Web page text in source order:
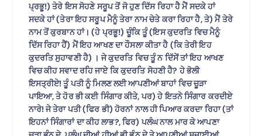
ਪ੍ਰਭੂ!) ਤੇਰੇ ਇਸ ਸੋਹਣੇ ਸਰੂਪ ਤੋਂ ਜੋ ਹੁਣ ਦਿੱਸ ਰਿਹਾ ਹੈ ਮੈਂ ਸਦਕੇ ਹਾਂ
ਸਦਕੇ ਹਾਂ (ਤੇਰਾ ਇਹ ਸਰੂਪ ਮੈਨੂੰ ਤੇਰਾ ਨਾਮ ਚੇਤੇ ਕਰਾ ਰਿਹਾ ਹੈ, ਤੇ) ਮੈਂ ਤੇਰੇ
ਨਾਮ ਤੋਂ ਕੁਰਬਾਨ ਹਾਂ। (ਹੇ ਪ੍ਰਭੂ!) ਚੂੰਕਿ ਤੂੰ (ਇਸ ਕੁਦਰਤਿ ਵਿਚ ਮੈਨੂੰ
ਦਿੱਸ ਰਿਹਾ ਹੈਂ) ਮੈਂ ਇਹ ਆਖਣ ਦਾ ਹੌਸਲਾ ਕੀਤਾ ਹੈ (ਕਿ ਤੇਰੀ ਇਹ
ਕੁਦਰਤਿ ਸੁਹਾਵਣੀ ਹੈ) । ਜੇ ਕੁਦਰਤਿ ਵਿਚ ਤੂੰ ਨ ਦਿੱਸੇਂ ਤਾਂ ਇਹ ਆਖਣ
ਵਿਚ ਕੀਹ ਸਵਾਦ ਰਹਿ ਜਾਏ ਕਿ ਕੁਦਰਤਿ ਸੋਹਣੀ ਹੈ? ਹੇ ਭੋਲੀ
ਇਸਤ੍ਰੀਏ! ਤੂੰ ਪਤੀ ਨੂੰ ਮਿਲਣ ਲਈ ਆਪਣੀਆਂ ਬਾਹਾਂ ਵਿਚ ਚੂੜਾ
ਪਾਇਆ, ਤੇ ਹੋਰ ਭੀ ਕਈ ਸਿੰਗਾਰ ਕੀਤੇ, ਪਰ) ਹੇ ਇਤਨੇ ਸਿੰਗਾਰ ਕਰਦੀਏ
ਨਾਰੇ! ਜੇ ਤੇਰਾ ਪਤੀ (ਫਿਰ ਭੀ) ਹੋਰਨਾਂ ਨਾਲ ਹੀ ਪਿਆਰ ਕਰਦਾ ਰਿਹਾ (ਤਾਂ
ਇਹਨਾਂ ਸਿੰਗਾਰਾਂ ਦਾ ਕੀਹ ਲਾਭ?, ਫਿਰ) ਪਲੰਘ ਨਾਲ ਮਾਰ ਕੇ ਆਪਣਾ